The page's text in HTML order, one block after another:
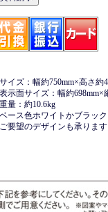
イズ：幅約750mm×高さ約
示面サイズ：幅約698mm×
量：約10.6kg
ース色ホワイトかブラック
要望のデザインも承ります